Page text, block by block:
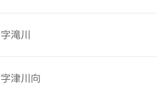
字滝川
字津川向